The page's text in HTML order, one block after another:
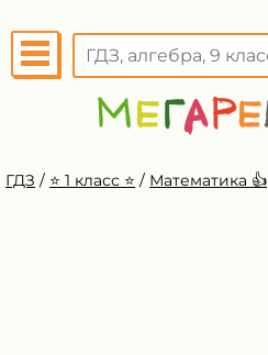
ГДЗ / ⭐️ 1 класс ⭐️ / Математика 👍